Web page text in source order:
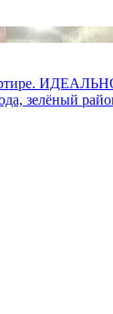
ИДЕАЛЬНО
зелёный